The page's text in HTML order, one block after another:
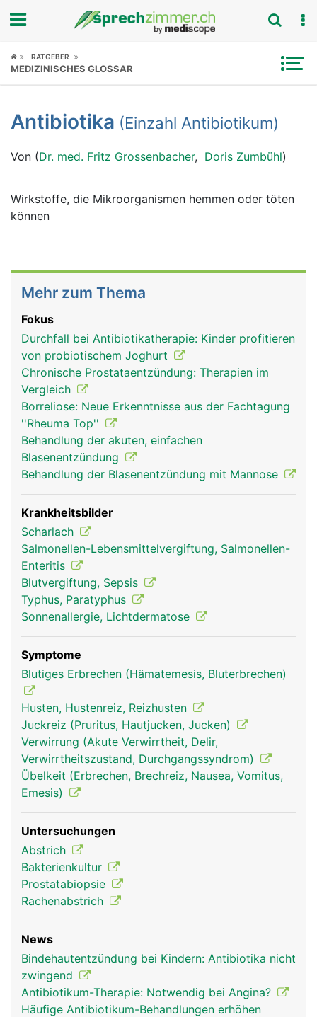
Fokus
Symptome
Untersuchungen
News
RATGEBER
MEDIZINISCHES GLOSSAR
Antibiotika (Einzahl Antibiotikum)
Von (Dr. med. Fritz Grossenbacher, Doris Zumbühl)
Wirkstoffe, die Mikroorganismen hemmen oder töten
können
Mehr zum Thema
Fokus
Durchfall bei Antibiotikatherapie: Kinder profitieren
von probiotischem Joghurt
Chronische Prostataentzündung: Therapien im
Vergleich
Borreliose: Neue Erkenntnisse aus der Fachtagung
''Rheuma Top''
Behandlung der akuten, einfachen
Blasenentzündung
Behandlung der Blasenentzündung mit Mannose
Krankheitsbilder
Scharlach
Salmonellen-Lebensmittelvergiftung, Salmonellen-
Enteritis
Blutvergiftung, Sepsis
Typhus, Paratyphus
Sonnenallergie, Lichtdermatose
Symptome
Blutiges Erbrechen (Hämatemesis, Bluterbrechen)
Husten, Hustenreiz, Reizhusten
Juckreiz (Pruritus, Hautjucken, Jucken)
Verwirrung (Akute Verwirrtheit, Delir,
Verwirrtheitszustand, Durchgangssyndrom)
Übelkeit (Erbrechen, Brechreiz, Nausea, Vomitus,
Emesis)
Untersuchungen
Abstrich
Bakterienkultur
Prostatabiopsie
Rachenabstrich
News
Bindehautentzündung bei Kindern: Antibiotika nicht
zwingend
Antibiotikum-Therapie: Notwendig bei Angina?
Häufige Antibiotikum-Behandlungen erhöhen